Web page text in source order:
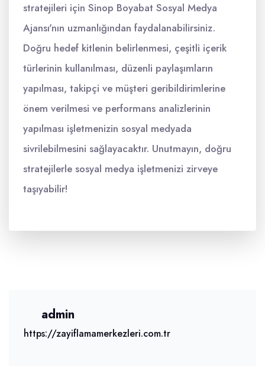
stratejileri için Sinop Boyabat Sosyal Medya
Ajansı'nın uzmanlığından faydalanabilirsiniz.
Doğru hedef kitlenin belirlenmesi, çeşitli içerik
türlerinin kullanılması, düzenli paylaşımların
yapılması, takipçi ve müşteri geribildirimlerine
önem verilmesi ve performans analizlerinin
yapılması işletmenizin sosyal medyada
sivrilebilmesini sağlayacaktır. Unutmayın, doğru
stratejilerle sosyal medya işletmenizi zirveye
taşıyabilir!
admin
https://zayiflamamerkezleri.com.tr